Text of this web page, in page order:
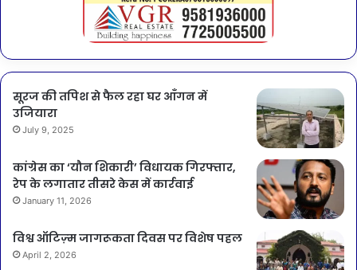
सूरज की तपिश से फैल रहा घर आँगन में
उजियारा
July 9, 2025
कांग्रेस का ‘यौन शिकारी’ विधायक गिरफ्तार,
रेप के लगातार तीसरे केस में कार्रवाई
January 11, 2026
विश्व ऑटिज़्म जागरूकता दिवस पर विशेष पहल
April 2, 2026